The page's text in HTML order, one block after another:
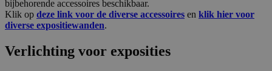
bijbehorende accessoires beschikbaar.
Klik op deze link voor de diverse accessoires en klik hier voor
diverse expositiewanden.
Verlichting voor exposities